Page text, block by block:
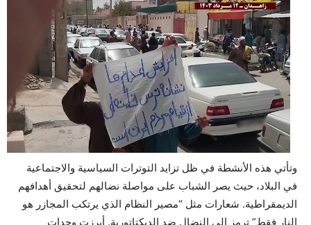
وتأتي هذه الأنشطة في ظل تزايد التوترات السياسية والاجتماعية
في البلاد، حيث يصر الشباب على مواصلة نضالهم لتحقيق أهدافهم
الديمقراطية. شعارات مثل “مصير النظام الذي يرتكب المجازر هو
النار فقط” ترمز إلى النضال ضد الديكتاتورية. أبرزت وحدات